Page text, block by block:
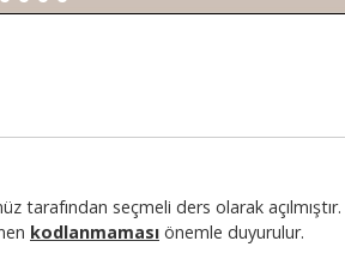
seçmeli ders olarak açılmıştır.
kodlanmaması önemle duyurulur.